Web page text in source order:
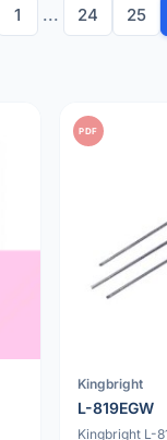
1 ... 24 25
PDF
Kingbright
L-819EGW
Kingbright L-